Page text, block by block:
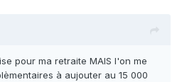
pour ma retraite MAIS l'on me
à aujouter au 15 000